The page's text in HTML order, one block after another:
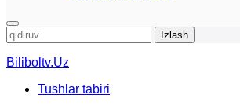
Qidirshish:
Biliboltv.Uz
Tushlar tabiri